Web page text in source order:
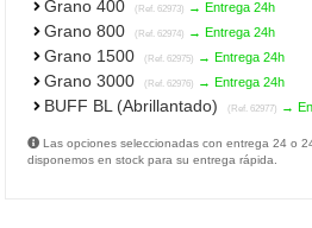
Grano 400 (Ref. 62973) → Entrega 24h
Grano 800 (Ref. 62974) → Entrega 24h
Grano 1500 (Ref. 62975) → Entrega 24h
Grano 3000 (Ref. 62976) → Entrega 24h
BUFF BL (Abrillantado) (Ref. 62977) →
Las opciones seleccionadas con entrega 24 o
disponemos en stock para su entrega rápida.